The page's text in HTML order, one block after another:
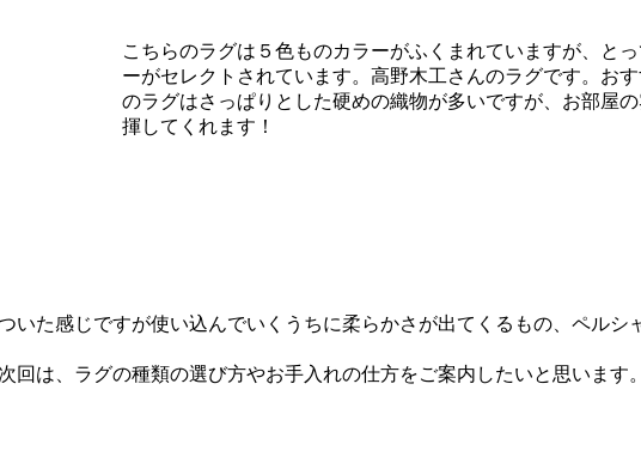
こちらのラグは５色ものカラーがふくまれていますが、と
ーがセレクトされています。高野木工さんのラグです。お
のラグはさっぱりとした硬めの織物が多いですが、お部屋
揮してくれます！
た感じですが使い込んでいくうちに柔らかさが出てくるもの、ペルシ
は、ラグの種類の選び方やお手入れの仕方をご案内したいと思います。